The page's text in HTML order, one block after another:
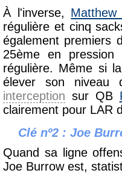
À l'inverse, Matthew
régulière et cinq
également premiers
25ème en pression
régulière. Même si
élever son niveau
interception sur QB
clairement pour LAR
Clé nº2 : Joe
Quand sa ligne
Joe Burrow est,